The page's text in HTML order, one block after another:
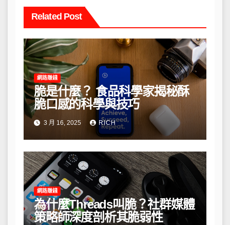
Related Post
網路賺錢
脆是什麼？ 食品科學家揭秘酥
脆口感的科學與技巧
3 月 16, 2025 RICH
網路賺錢
為什麼Threads叫脆？社群媒體
策略師深度剖析其脆弱性